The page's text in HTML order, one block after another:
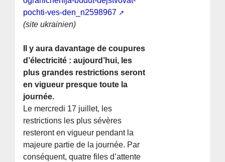
pochti-ves-den_n2598967
(site ukrainien)
Il y aura davantage de coupures
d’électricité : aujourd’hui, les
plus grandes restrictions seront
en vigueur presque toute la
journée.
Le mercredi 17 juillet, les
restrictions les plus sévères
resteront en vigueur pendant la
majeure partie de la journée. Par
conséquent, quatre files d’attente